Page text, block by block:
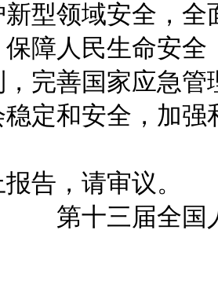
新型领域安全，
保障人民生命安
完善国家应急
定和安全，加
，请审议。
第十三届全国